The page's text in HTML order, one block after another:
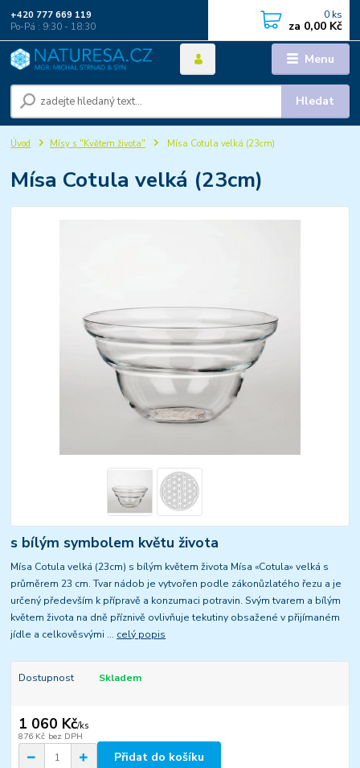
Menu
Hledat
+420 777 669 119
Po-Pá : 9:30 - 18:30
0 ks
za 0,00 Kč
Úvod Mísy s "Květem života" Mísa Cotula velká (23cm)
Mísa Cotula velká (23cm)
s bílým symbolem květu života
Mísa Cotula velká (23cm) s bílým květem života Mísa «Cotula» velká s
průměrem 23 cm. Tvar nádob je vytvořen podle zákonůzlatého řezu a je
určený především k přípravě a konzumaci potravin. Svým tvarem a bílým
květem života na dně příznivě ovlivňuje tekutiny obsažené v přijímaném
jídle a celkověsvými ... celý popis
Dostupnost Skladem
1 060 Kč/ks
876 Kč bez DPH
Přidat do košíku